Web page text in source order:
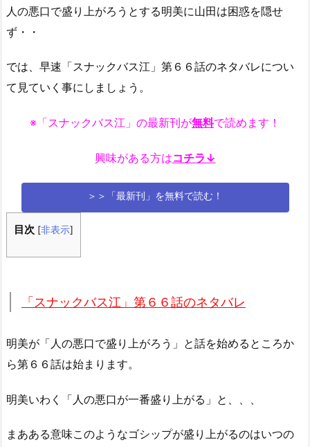
人の悪口で盛り上がろうとする明美に山田は困惑を隠せ
ず・・
では、早速「スナックバス江」第６６話のネタバレについ
て見ていく事にしましょう。
※「スナックバス江」の最新刊が無料で読めます！
興味がある方はコチラ↓
＞＞「最新刊」を無料で読む！
目次 [非表示]
「スナックバス江」第６６話のネタバレ
明美が「人の悪口で盛り上がろう」と話を始めるところか
ら第６６話は始まります。
明美いわく「人の悪口が一番盛り上がる」と、、、
まあある意味このようなゴシップが盛り上がるのはいつの